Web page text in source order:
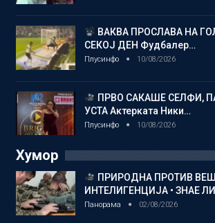
ВАКВА ПРОСЛАВА НА
СЕКОЈ ДЕН Фудбалер…
Плусинфо 10/08/2026
ПРВО САКАШЕ СЕЛФИ,
УСТА Актерката Ники…
Плусинфо 10/08/2026
Хумор
ПРИРОДНА ПРОТИВ
ИНТЕЛИГЕНЦИЈА • ЗНАЕ
Панорама 02/08/2026